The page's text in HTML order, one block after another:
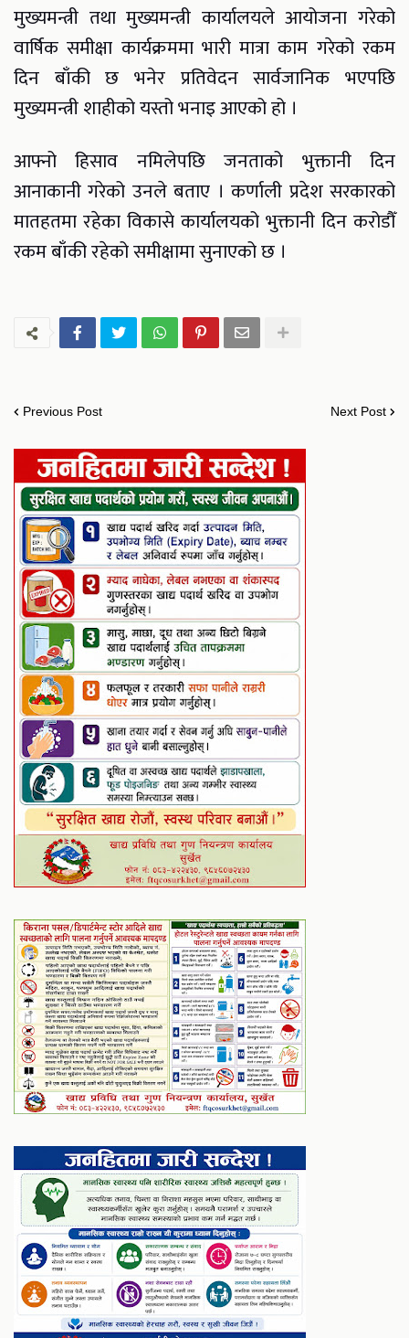
मुख्यमन्त्री तथा मुख्यमन्त्री कार्यालयले आयोजना गरेको
वार्षिक समीक्षा कार्यक्रममा भारी मात्रा काम गरेको रकम
दिन बाँकी छ भनेर प्रतिवेदन सार्वजानिक भएपछि
मुख्यमन्त्री शाहीको यस्तो भनाइ आएको हो ।
आफ्नो हिसाव नमिलेपछि जनताको भुक्तानी दिन
आनाकानी गरेको उनले बताए । कर्णाली प्रदेश सरकारको
मातहतमा रहेका विकासे कार्यालयको भुक्तानी दिन करोडौँ
रकम बाँकी रहेको समीक्षामा सुनाएको छ ।
Previous Post Next Post